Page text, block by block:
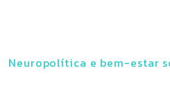
Neuropolítica e bem-estar